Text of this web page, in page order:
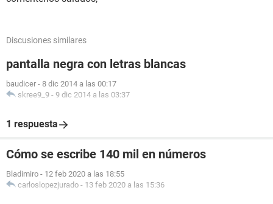
Discusiones similares
pantalla negra con letras blancas
baudicer - 8 dic 2014 a las 00:17
skree9_9 - 9 dic 2014 a las 03:37
1 respuesta
Cómo se escribe 140 mil en números
Bladimiro - 12 feb 2020 a las 18:55
carloslopezjurado - 13 feb 2020 a las 15:36